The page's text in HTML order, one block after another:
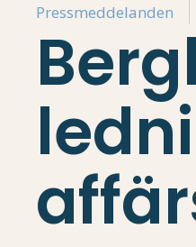
Pressmeddelanden